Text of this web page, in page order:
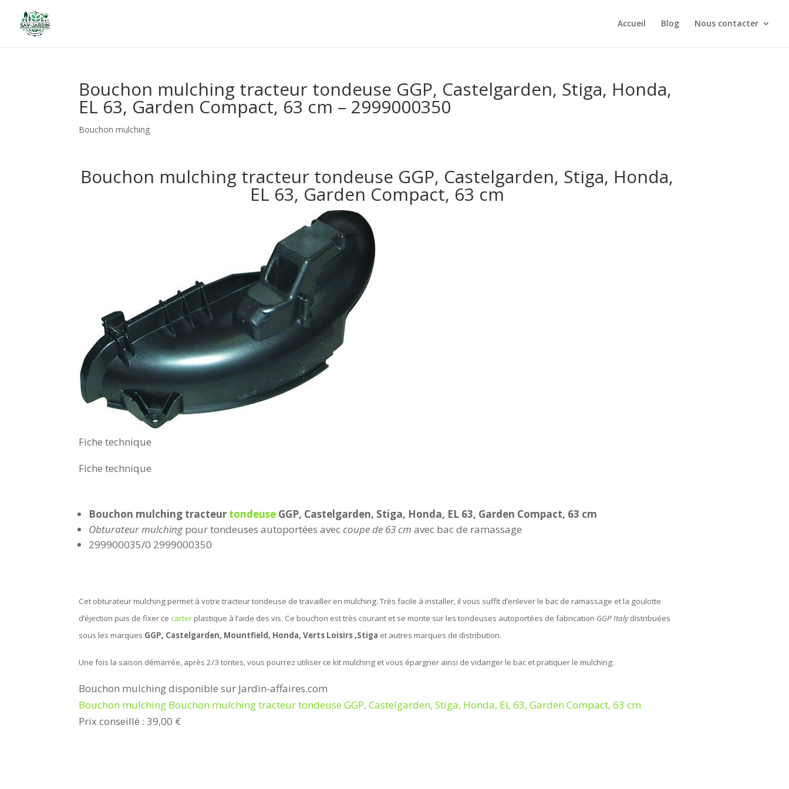
Accueil Blog Nous contacter
Bouchon mulching tracteur tondeuse GGP, Castelgarden, Stiga, Honda,
EL 63, Garden Compact, 63 cm – 2999000350
Bouchon mulching
Bouchon mulching tracteur tondeuse GGP, Castelgarden, Stiga, Honda,
EL 63, Garden Compact, 63 cm
Fiche technique
Fiche technique
Bouchon mulching tracteur tondeuse GGP, Castelgarden, Stiga, Honda, EL 63, Garden Compact, 63 cm
Obturateur mulchingpour tondeuses autoportées avec coupe de 63 cm avec bac de ramassage
299900035/0 2999000350
Cet obturateur mulching permet à votre tracteur tondeuse de travailler en mulching. Très facile à installer, il vous suffit d’enlever le bac de ramassage et la goulotte
d’éjection puis de fixer cecarterplastique à l’aide des vis. Ce bouchon est très courant et se monte sur les tondeuses autoportées de fabrication GGP Italydistribuées
sous les marques GGP, Castelgarden, Mountfield, Honda, Verts Loisirs ,Stiga et autres marques de distribution.
Une fois la saison démarrée, après 2/3 tontes, vous pourrez utiliser ce kit mulching et vous épargner ainsi de vidanger le bac et pratiquer le mulching.
Bouchon mulching disponible sur Jardin-affaires.com
Bouchon mulching Bouchon mulching tracteur tondeuse GGP, Castelgarden, Stiga, Honda, EL 63, Garden Compact, 63 cm
Prix conseillé : 39,00 €